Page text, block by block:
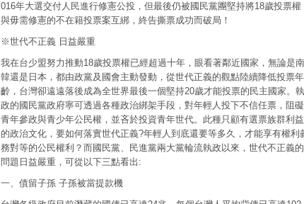
016年大選交付人民進行修憲公投，但最後仍被國民黨團堅持將18歲投票權
與毋需修憲的不在籍投票案互綁，終告撕票成功而破局！
※世代不正義 日益嚴重
我在台少盟努力推動18歲投票權已經超過十年，眼看著鄰近國家，無論是南
韓還是日本，都由政黨及國會主動發動，從世代正義的觀點陸續降低投票年
齡，台灣卻遠遠落後成為全世界最後一個堅持20歲才能投票的民主國家。執
政的國民黨政府寧可透過各種政治綁架手段，對年輕人投下不信任票，阻礙
青年參政與青少年公民權，並吝於投資青年世代。此種只顧有選票族群利益
的政治文化，要如何落實世代正義?年輕人到底還要等多久，才能享有權利
務對等的公民權利？而國民黨、民進黨兩大黨輪流執政以來，世代不正義的
問題日益嚴重，可從以下三點看出:
一、債留子孫 子孫被當提款機